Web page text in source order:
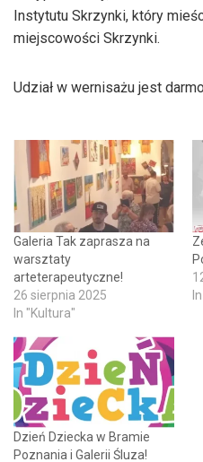
Instytutu Skrzynki, który
miejscowości Skrzynki.
Udział w wernisażu jest
Galeria Tak zaprasza na
warsztaty
arteterapeutyczne!
26 sierpnia 2025
In "Kultura"
Dzień Dziecka w Bramie
Poznania i Galerii Śluza!